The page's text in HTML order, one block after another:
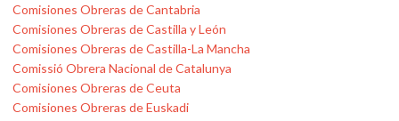
Comisiones Obreras de Cantabria
Comisiones Obreras de Castilla y León
Comisiones Obreras de Castilla-La Mancha
Comissió Obrera Nacional de Catalunya
Comisiones Obreras de Ceuta
Comisiones Obreras de Euskadi